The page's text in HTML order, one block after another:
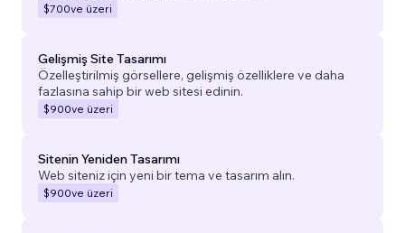
$700ve üzeri
Gelişmiş Site Tasarımı
Özelleştirilmiş görsellere, gelişmiş özelliklere ve daha
fazlasına sahip bir web sitesi edinin.
$900ve üzeri
Sitenin Yeniden Tasarımı
Web siteniz için yeni bir tema ve tasarım alın.
$900ve üzeri